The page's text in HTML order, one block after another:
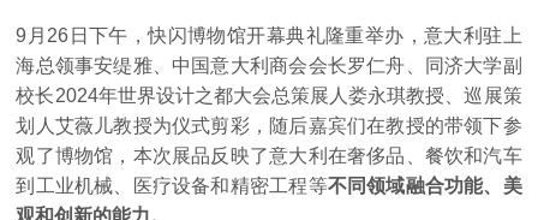
9月26日下午，快闪博物馆开幕典礼隆重举办，意大利驻上
海总领事安缇雅、中国意大利商会会长罗仁舟、同济大学副
校长2024年世界设计之都大会总策展人娄永琪教授、巡展策
划人艾薇儿教授为仪式剪彩，随后嘉宾们在教授的带领下参
观了博物馆，本次展品反映了意大利在奢侈品、餐饮和汽车
到工业机械、医疗设备和精密工程等不同领域融合功能、美